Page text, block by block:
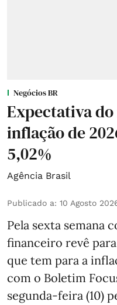
Negócios BR
Expectativa
inflação de
5,02%
Agência Brasil
Publicado a: 10 Agosto
Pela sexta semana
financeiro revê
que tem para a
com o Boletim
segunda-feira (10)